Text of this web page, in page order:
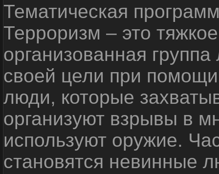
Тематическая
Терроризм – это
организованная
своей цели при
люди, которые
организуют взрывы в
используют оружие.
становятся невинные